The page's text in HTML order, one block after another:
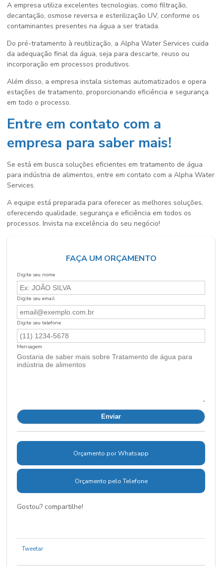
A empresa utiliza excelentes tecnologias, como filtração,
decantação, osmose reversa e esterilização UV, conforme os
contaminantes presentes na água a ser tratada.
Do pré-tratamento à reutilização, a Alpha Water Services cuida
da adequação final da água, seja para descarte, reuso ou
incorporação em processos produtivos.
Além disso, a empresa instala sistemas automatizados e opera
estações de tratamento, proporcionando eficiência e segurança
em todo o processo.
Entre em contato com a
empresa para saber mais!
Se está em busca soluções eficientes em tratamento de água
para indústria de alimentos, entre em contato com a Alpha Water
Services.
A equipe está preparada para oferecer as melhores soluções,
oferecendo qualidade, segurança e eficiência em todos os
processos. Invista na excelência do seu negócio!
FAÇA UM ORÇAMENTO
Digite seu nome
Digite seu email
Digite seu telefone
Mensagem
Orçamento por Whatsapp
Orçamento pelo Telefone
Gostou? compartilhe!
Tweetar